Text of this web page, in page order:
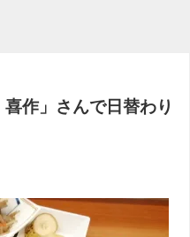
作」さんで日替わり